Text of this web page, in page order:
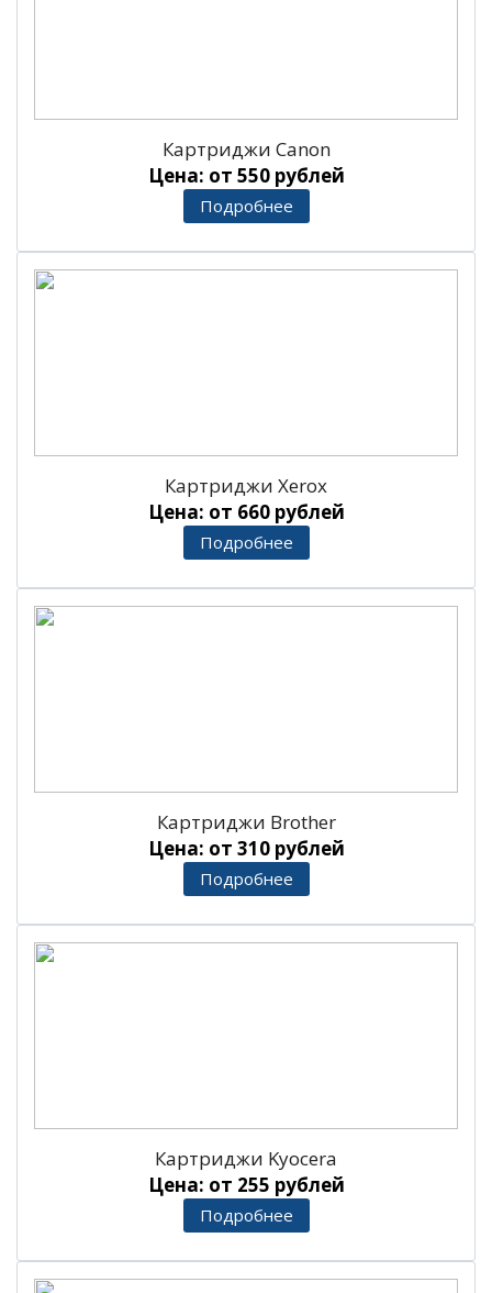
Картриджи Canon
Цена: от 550 рублей
Подробнее
Картриджи Xerox
Цена: от 660 рублей
Подробнее
Картриджи Brother
Цена: от 310 рублей
Подробнее
Картриджи Kyocera
Цена: от 255 рублей
Подробнее